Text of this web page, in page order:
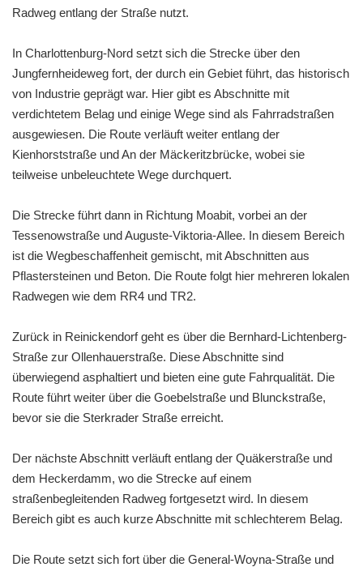
Radweg entlang der Straße nutzt.
In Charlottenburg-Nord setzt sich die Strecke über den
Jungfernheideweg fort, der durch ein Gebiet führt, das historisch
von Industrie geprägt war. Hier gibt es Abschnitte mit
verdichtetem Belag und einige Wege sind als Fahrradstraßen
ausgewiesen. Die Route verläuft weiter entlang der
Kienhorststraße und An der Mäckeritzbrücke, wobei sie
teilweise unbeleuchtete Wege durchquert.
Die Strecke führt dann in Richtung Moabit, vorbei an der
Tessenowstraße und Auguste-Viktoria-Allee. In diesem Bereich
ist die Wegbeschaffenheit gemischt, mit Abschnitten aus
Pflastersteinen und Beton. Die Route folgt hier mehreren lokalen
Radwegen wie dem RR4 und TR2.
Zurück in Reinickendorf geht es über die Bernhard-Lichtenberg-
Straße zur Ollenhauerstraße. Diese Abschnitte sind
überwiegend asphaltiert und bieten eine gute Fahrqualität. Die
Route führt weiter über die Goebelstraße und Blunckstraße,
bevor sie die Sterkrader Straße erreicht.
Der nächste Abschnitt verläuft entlang der Quäkerstraße und
dem Heckerdamm, wo die Strecke auf einem
straßenbegleitenden Radweg fortgesetzt wird. In diesem
Bereich gibt es auch kurze Abschnitte mit schlechterem Belag.
Die Route setzt sich fort über die General-Woyna-Straße und